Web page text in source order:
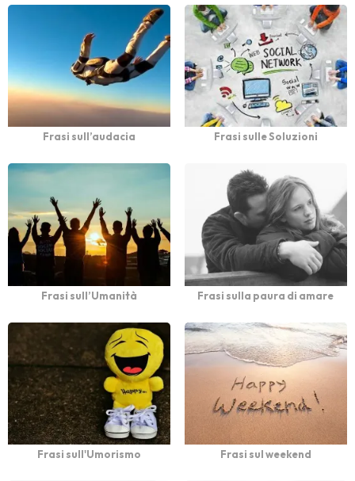
Frasi sull’audacia Frasi sulle Soluzioni
Frasi sull’Umanità Frasi sulla paura di amare
Frasi sull'Umorismo Frasi sul weekend